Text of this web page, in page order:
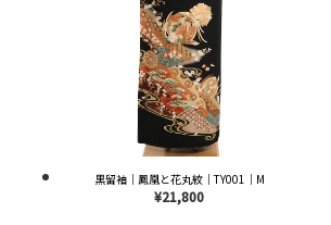
黒留袖｜鳳凰と花丸紋｜TY001｜M
¥21,800